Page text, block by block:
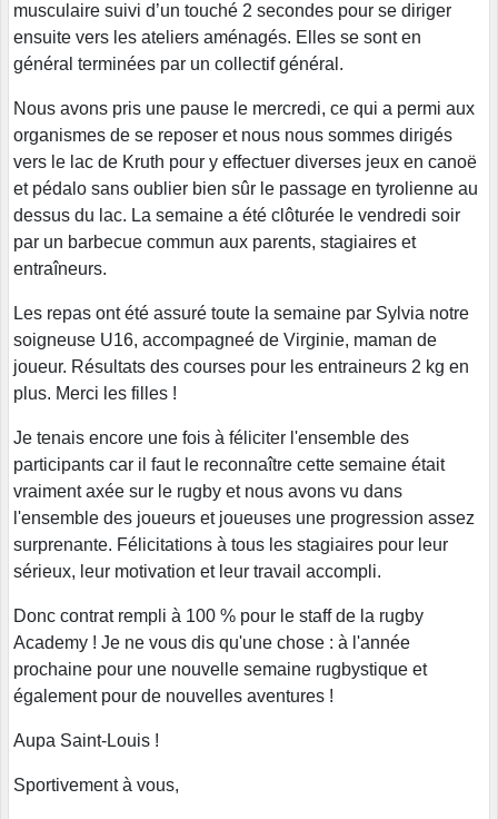
musculaire suivi d’un touché 2 secondes pour se diriger
ensuite vers les ateliers aménagés. Elles se sont en
général terminées par un collectif général.
Nous avons pris une pause le mercredi, ce qui a permi aux
organismes de se reposer et nous nous sommes dirigés
vers le lac de Kruth pour y effectuer diverses jeux en canoë
et pédalo sans oublier bien sûr le passage en tyrolienne au
dessus du lac. La semaine a été clôturée le vendredi soir
par un barbecue commun aux parents, stagiaires et
entraîneurs.
Les repas ont été assuré toute la semaine par Sylvia notre
soigneuse U16, accompagneé de Virginie, maman de
joueur. Résultats des courses pour les entraineurs 2 kg en
plus. Merci les filles !
Je tenais encore une fois à féliciter l'ensemble des
participants car il faut le reconnaître cette semaine était
vraiment axée sur le rugby et nous avons vu dans
l'ensemble des joueurs et joueuses une progression assez
surprenante. Félicitations à tous les stagiaires pour leur
sérieux, leur motivation et leur travail accompli.
Donc contrat rempli à 100 % pour le staff de la rugby
Academy ! Je ne vous dis qu'une chose : à l'année
prochaine pour une nouvelle semaine rugbystique et
également pour de nouvelles aventures !
Aupa Saint-Louis !
Sportivement à vous,